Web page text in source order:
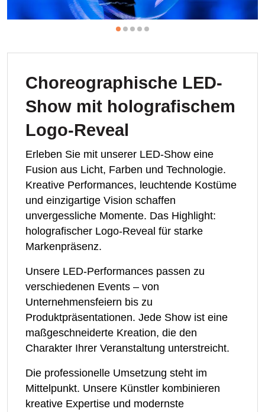
Choreographische LED-
Show mit holografischem
Logo-Reveal
Erleben Sie mit unserer LED-Show eine
Fusion aus Licht, Farben und Technologie.
Kreative Performances, leuchtende Kostüme
und einzigartige Vision schaffen
unvergessliche Momente. Das Highlight:
holografischer Logo-Reveal für starke
Markenpräsenz.
Unsere LED-Performances passen zu
verschiedenen Events – von
Unternehmensfeiern bis zu
Produktpräsentationen. Jede Show ist eine
maßgeschneiderte Kreation, die den
Charakter Ihrer Veranstaltung unterstreicht.
Die professionelle Umsetzung steht im
Mittelpunkt. Unsere Künstler kombinieren
kreative Expertise und modernste